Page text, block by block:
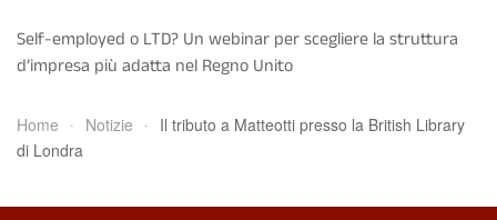
Self-employed o LTD? Un webinar per scegliere la struttura
d’impresa più adatta nel Regno Unito
Home Notizie
Il tributo a Matteotti presso la British Library
di Londra